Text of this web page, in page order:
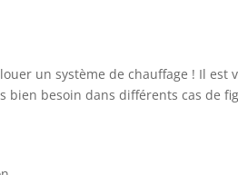
un système de chauffage ! Il est
bien besoin dans différents cas de